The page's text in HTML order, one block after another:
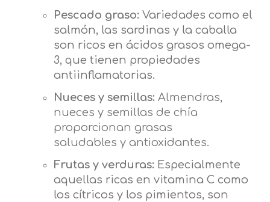
Pescado graso: Variedades como el
salmón, las sardinas y la caballa
son ricos en ácidos grasos omega-
3, que tienen propiedades
antiinflamatorias.
Nueces y semillas: Almendras,
nueces y semillas de chía
proporcionan grasas
saludables y antioxidantes.
Frutas y verduras: Especialmente
aquellas ricas en vitamina C como
los cítricos y los pimientos, son